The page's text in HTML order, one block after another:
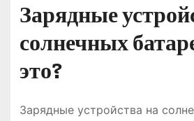
Зарядные
солнечных
это?
Зарядные устройства на